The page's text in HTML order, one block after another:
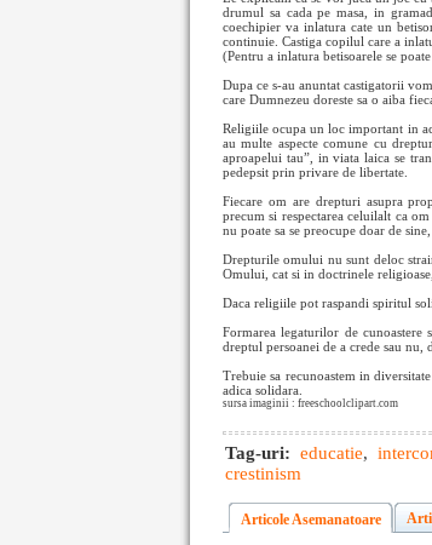
drumul sa cada pe masa, in
coechipier va inlatura cate un
continuie. Castiga copilul care a
(Pentru a inlatura betisoarele se
Dupa ce s-au anuntat castigatorii
care Dumnezeu doreste sa o aiba
Religiile ocupa un loc important in
au multe aspecte comune cu
aproapelui tau”, in viata laica se
pedepsit prin privare de libertate.
Fiecare om are drepturi asupra
precum si respectarea celuilalt ca
nu poate sa se preocupe doar de
Drepturile omului nu sunt deloc
Omului, cat si in doctrinele
Daca religiile pot raspandi spiritul
Formarea legaturilor de cunoastere
dreptul persoanei de a crede sau nu,
Trebuie sa recunoastem in
adica solidara.
sursa imaginii : freeschoolclipart.com
Tag-uri:educatie,
crestinism
Articole Asemanatoare